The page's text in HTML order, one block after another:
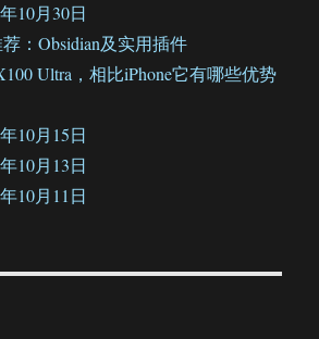
10月30日
：Obsidian及实用插件
Ultra，相比iPhone它有哪些优势
10月15日
10月13日
10月11日